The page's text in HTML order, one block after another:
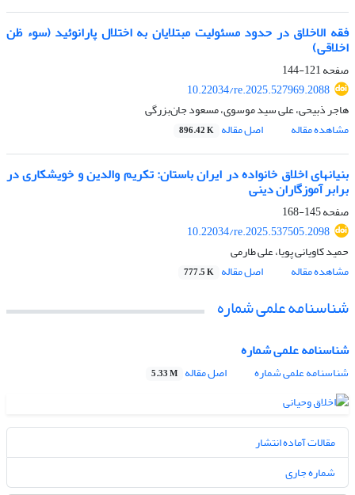
فقه الاخلاق در حدود مسئولیت مبتلایان به اختلال پارانوئید (سوء ظن
اخلاقی)
صفحه121-144
10.22034/re.2025.527969.2088
هاجر ذبیحی، علی سید موسوی، مسعود جان‌بزرگی
مشاهده مقاله
اصل مقاله 896.42 K
بنیانهای اخلاق خانواده در ایران باستان: تکریم والدین و خویشکاری در
برابر آموزگاران دینی
صفحه145-168
10.22034/re.2025.537505.2098
حمید کاویانی پویا، علی طارمی
مشاهده مقاله
اصل مقاله 777.5 K
شناسنامه علمی شماره
شناسنامه علمی شماره
شناسنامه علمی شماره اصل مقاله 5.33 M
مقالات آماده انتشار
شماره جاری